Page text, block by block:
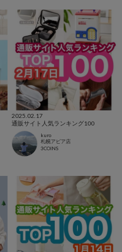
2025.02.17
通販サイト人気ランキング100
kuro
札幌アピア店
3COINS